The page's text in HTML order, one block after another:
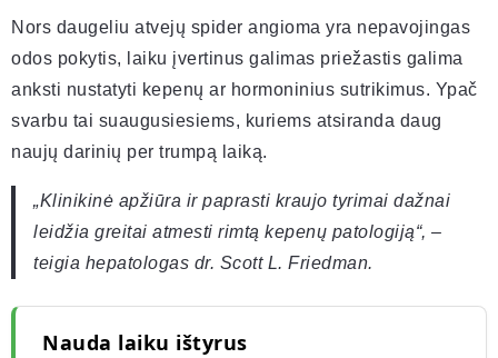
Nors daugeliu atvejų spider angioma yra nepavojingas
odos pokytis, laiku įvertinus galimas priežastis galima
anksti nustatyti kepenų ar hormoninius sutrikimus. Ypač
svarbu tai suaugusiesiems, kuriems atsiranda daug
naujų darinių per trumpą laiką.
„Klinikinė apžiūra ir paprasti kraujo tyrimai dažnai
leidžia greitai atmesti rimtą kepenų patologiją“, –
teigia hepatologas dr. Scott L. Friedman.
Nauda laiku ištyrus